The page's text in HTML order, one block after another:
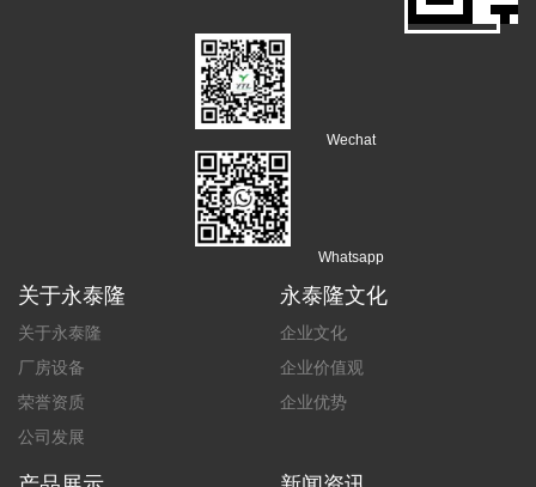
Wechat
Whatsapp
关于永泰隆
关于永泰隆
厂房设备
荣誉资质
公司发展
永泰隆文化
企业文化
企业价值观
企业优势